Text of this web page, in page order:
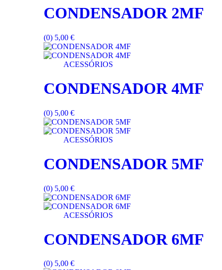
CONDENSADOR 2MF
(0) 5,00 €
ACESSÓRIOS
CONDENSADOR 4MF
(0) 5,00 €
ACESSÓRIOS
CONDENSADOR 5MF
(0) 5,00 €
ACESSÓRIOS
CONDENSADOR 6MF
(0) 5,00 €